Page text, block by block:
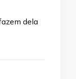
dela